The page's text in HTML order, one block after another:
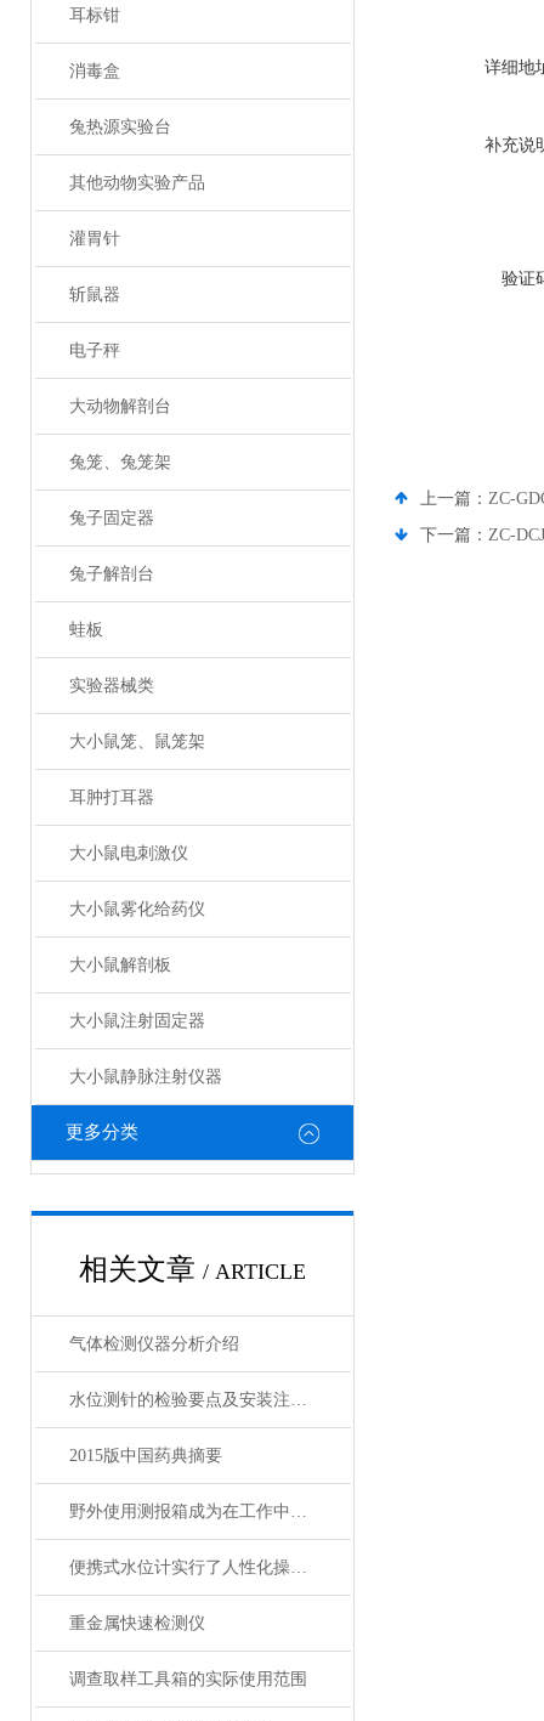
耳标钳
消毒盒
兔热源实验台
其他动物实验产品
灌胃针
斩鼠器
电子秤
大动物解剖台
兔笼、兔笼架
兔子固定器
兔子解剖台
蛙板
实验器械类
大小鼠笼、鼠笼架
耳肿打耳器
大小鼠电刺激仪
大小鼠雾化给药仪
大小鼠解剖板
大小鼠注射固定器
大小鼠静脉注射仪器
更多分类
相关文章 / ARTICLE
气体检测仪器分析介绍
水位测针的检验要点及安装注意事项
2015版中国药典摘要
野外使用测报箱成为在工作中*的工具
便携式水位计实行了人性化操作方式
重金属快速检测仪
调查取样工具箱的实际使用范围
详细地
补充说
验证
上一篇： ZC-
下一篇： ZC-